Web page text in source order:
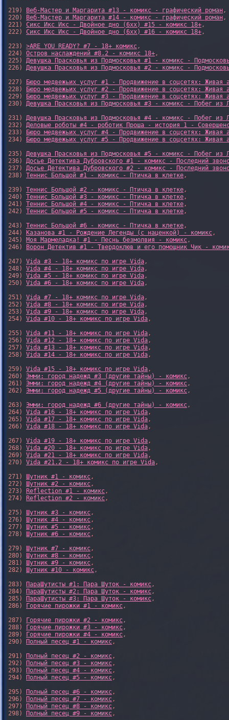
219)
Веб-Мастер и Маргарита #13 - комикс - графический роман,
220)
Веб-Мастер и Маргарита #14 - комикс - графический роман,
221) Сикс Икс Икс - Двойное дно (6xx) #15 - комикс 18+,
222) Сикс Икс Икс - Двойное дно (6xx) #16 - комикс 18+,
223) >ARE YOU READY? #7 - 18+ комикс,
224) Остров наслаждений #8.2 - комикс 18+,
225) Девушка Прасковья из Подмосковья #1 - комикс -
226) Девушка Прасковья из Подмосковья #2 - комикс -
227)
Бюро медвежьих услуг #1 - Продвижение в соцсетях: Живая
228)
Бюро медвежьих услуг #2 - Продвижение в соцсетях: Живая
229)
Бюро медвежьих услуг #3 - Продвижение в соцсетях: Живая
230) Девушка Прасковья из Подмосковья #3 - комикс - Побег из
231) Девушка Прасковья из Подмосковья #4 - комикс - Побег из
232) Деловые роботы #4 - роботик Проша - история 1 -
233)
Бюро медвежьих услуг #4 - Продвижение в соцсетях: Живая
234)
Бюро медвежьих услуг #5 - Продвижение в соцсетях: Живая
235) Девушка Прасковья из Подмосковья #5 - комикс - Побег из
236) Досье Детектива Дубровского #1 - комикс - Последний
237) Досье Детектива Дубровского #2 - комикс - Последний
238) Теннис Большой #1 - комикс - Птичка в клетке,
239) Теннис Большой #2 - комикс - Птичка в клетке,
240) Теннис Большой #3 - комикс - Птичка в клетке,
241) Теннис Большой #4 - комикс - Птичка в клетке,
242) Теннис Большой #5 - комикс - Птичка в клетке,
243) Теннис Большой #6 - комикс - Птичка в клетке,
244)
Казанова #1 - Рождение Легенды (с наценкой) - комикс,
245) Моя Мармеладка! #1 - Песнь безмолвия - комикс,
246)
Ворон Детектив #1 - Твердоклюв и его помощник Чик -
247) Vida #3 - 18+ комикс по игре Vida,
248) Vida #4 - 18+ комикс по игре Vida,
249) Vida #5 - 18+ комикс по игре Vida,
250) Vida #6 - 18+ комикс по игре Vida,
251) Vida #7 - 18+ комикс по игре Vida,
252) Vida #8 - 18+ комикс по игре Vida,
253) Vida #9 - 18+ комикс по игре Vida,
254) Vida #10 - 18+ комикс по игре Vida,
255) Vida #11 - 18+ комикс по игре Vida,
256) Vida #12 - 18+ комикс по игре Vida,
257) Vida #13 - 18+ комикс по игре Vida,
258) Vida #14 - 18+ комикс по игре Vida,
259) Vida #15 - 18+ комикс по игре Vida,
260) Эмми: город надежд #3 (другие тайны) - комикс,
261) Эмми: город надежд #4 (другие тайны) - комикс,
262) Эмми: город надежд #5 (другие тайны) - комикс,
263) Эмми: город надежд #6 (другие тайны) - комикс,
264) Vida #16 - 18+ комикс по игре Vida,
265) Vida #17 - 18+ комикс по игре Vida,
266) Vida #18 - 18+ комикс по игре Vida,
267) Vida #19 - 18+ комикс по игре Vida,
268) Vida #20 - 18+ комикс по игре Vida,
269) Vida #21 - 18+ комикс по игре Vida,
270) Vida #21.2 - 18+ комикс по игре Vida,
271) Шутник #1 - комикс,
272) Шутник #2 - комикс,
273)
Reflection #1 - комикс,
274)
Reflection #2 - комикс,
275) Шутник #3 - комикс,
276) Шутник #4 - комикс,
277) Шутник #5 - комикс,
278) Шутник #6 - комикс,
279) Шутник #7 - комикс,
280) Шутник #8 - комикс,
281) Шутник #9 - комикс,
282) Шутник #10 - комикс,
283)
ПараШутисты #1: Пара Шуток - комикс,
284)
ПараШутисты #2: Пара Шуток - комикс,
285)
ПараШутисты #3: Пара Шуток - комикс,
286)
Горячие пирожки #1 - комикс,
287)
Горячие пирожки #2 - комикс,
288)
Горячие пирожки #3 - комикс,
289)
Горячие пирожки #4 - комикс,
290)
Полный песец #1 - комикс,
291)
Полный песец #2 - комикс,
292)
Полный песец #3 - комикс,
293)
Полный песец #4 - комикс,
294)
Полный песец #5 - комикс,
295)
Полный песец #6 - комикс,
296)
Полный песец #7 - комикс,
297)
Полный песец #8 - комикс,
298)
Полный песец #9 - комикс,